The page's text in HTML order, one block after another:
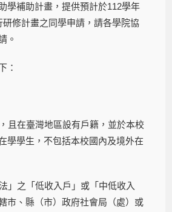
學補助計畫，提供預計於112學年
研修計畫之同學申請，請各學院協
。
：
且在臺灣地區設有戶籍，並於本校
學學生，不包括本校國內及境外在
」之「低收入戶」或「中低收入
市、縣（市）政府社會局（處）或